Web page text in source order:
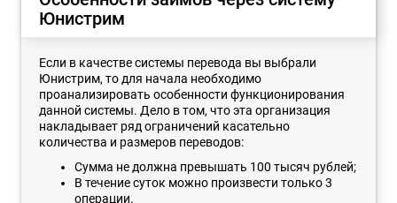
Юнистрим
Если в качестве системы перевода вы выбрали
Юнистрим, то для начала необходимо
проанализировать особенности функционирования
данной системы. Дело в том, что эта организация
накладывает ряд ограничений касательно
количества и размеров переводов:
Сумма не должна превышать 100 тысяч рублей;
В течение суток можно произвести только 3
операции.